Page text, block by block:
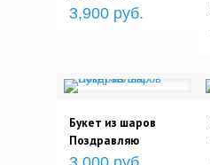
3,900 руб.
Букет из шаров
Поздравляю